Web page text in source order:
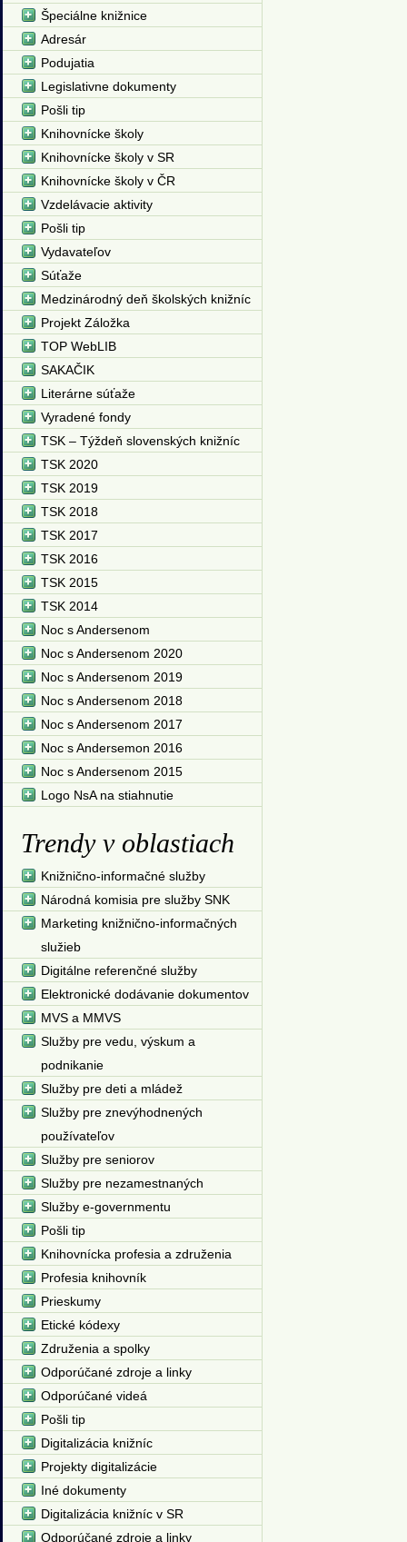
Špeciálne knižnice
Adresár
Podujatia
Legislativne dokumenty
Pošli tip
Knihovnícke školy
Knihovnícke školy v SR
Knihovnícke školy v ČR
Vzdelávacie aktivity
Pošli tip
Vydavateľov
Súťaže
Medzinárodný deň školských knižníc
Projekt Záložka
TOP WebLIB
SAKAČIK
Literárne súťaže
Vyradené fondy
TSK – Týždeň slovenských knižníc
TSK 2020
TSK 2019
TSK 2018
TSK 2017
TSK 2016
TSK 2015
TSK 2014
Noc s Andersenom
Noc s Andersenom 2020
Noc s Andersenom 2019
Noc s Andersenom 2018
Noc s Andersenom 2017
Noc s Andersemon 2016
Noc s Andersenom 2015
Logo NsA na stiahnutie
Trendy v oblastiach
Knižnično-informačné služby
Národná komisia pre služby SNK
Marketing knižnično-informačných
služieb
Digitálne referenčné služby
Elektronické dodávanie dokumentov
MVS a MMVS
Služby pre vedu, výskum a
podnikanie
Služby pre deti a mládež
Služby pre znevýhodnených
používateľov
Služby pre seniorov
Služby pre nezamestnaných
Služby e-governmentu
Pošli tip
Knihovnícka profesia a združenia
Profesia knihovník
Prieskumy
Etické kódexy
Združenia a spolky
Odporúčané zdroje a linky
Odporúčané videá
Pošli tip
Digitalizácia knižníc
Projekty digitalizácie
Iné dokumenty
Digitalizácia knižníc v SR
Odporúčané zdroje a linky